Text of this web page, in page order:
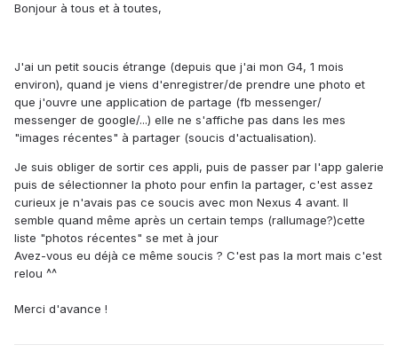
Bonjour à tous et à toutes,
J'ai un petit soucis étrange (depuis que j'ai mon G4, 1 mois
environ), quand je viens d'enregistrer/de prendre une photo et
que j'ouvre une application de partage (fb messenger/
messenger de google/...) elle ne s'affiche pas dans les mes
"images récentes" à partager (soucis d'actualisation).
Je suis obliger de sortir ces appli, puis de passer par l'app galerie
puis de sélectionner la photo pour enfin la partager, c'est assez
curieux je n'avais pas ce soucis avec mon Nexus 4 avant. Il
semble quand même après un certain temps (rallumage?)cette
liste "photos récentes" se met à jour
Avez-vous eu déjà ce même soucis ? C'est pas la mort mais c'est
relou ^^
Merci d'avance !